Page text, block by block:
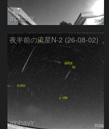
alphavir
夜半前の流星N-2 (26-08-02)
alphavir